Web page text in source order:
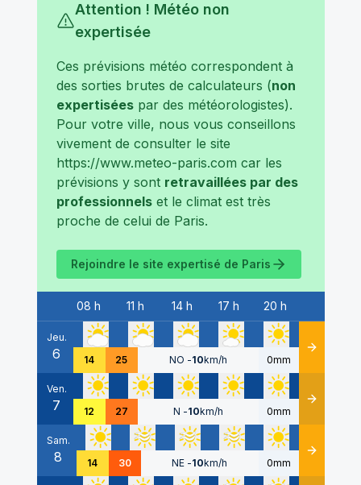
Attention ! Météo non
expertisée
Ces prévisions météo correspondent à
des sorties brutes de calculateurs (non
expertiséespar des météorologistes).
Pour votre ville, nous vous conseillons
vivement de consulter le site
https://www.meteo-paris.com car les
prévisions y sont retravaillées par des
professionnelset le climat est très
proche de celui de Paris.
Rejoindre le site expertisé de Paris
Date
08 h 11 h 14 h 17 h 20 h
Jeu.
6 14 25 NO -10km/h 0mm Détails
Ven.
7 12 27 N -10km/h 0mm Détails
Sam.
8 14 30 NE -10km/h 0mm Détails